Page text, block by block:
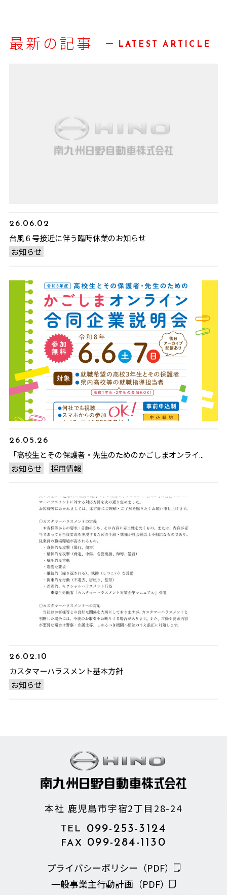
最新の記事 LATEST ARTICLE
26.06.02
台風６号接近に伴う臨時休業のお知らせ
お知らせ
26.05.26
「高校生とその保護者・先生のためのかごしまオンライ...
お知らせ
採用情報
26.02.10
カスタマーハラスメント基本方針
お知らせ
本社 鹿児島市宇宿2丁目28-24
TEL 099-253-3124
FAX 099-284-1130
プライバシーポリシー（PDF）
一般事業主行動計画（PDF）